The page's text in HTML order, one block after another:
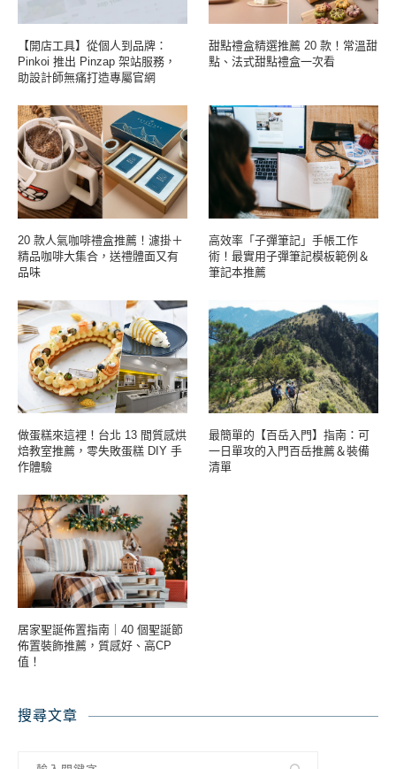
【開店工具】從個人到品牌：
Pinkoi 推出 Pinzap 架站服務，
助設計師無痛打造專屬官網
甜點禮盒精選推薦 20 款！常溫甜
點、法式甜點禮盒一次看
20 款人氣咖啡禮盒推薦！濾掛＋
精品咖啡大集合，送禮體面又有
品味
高效率「子彈筆記」手帳工作
術！最實用子彈筆記模板範例＆
筆記本推薦
做蛋糕來這裡！台北 13 間質感烘
焙教室推薦，零失敗蛋糕 DIY 手
作體驗
最簡單的【百岳入門】指南：可
一日單攻的入門百岳推薦＆裝備
清單
居家聖誕佈置指南｜40 個聖誕節
佈置裝飾推薦，質感好、高CP
值！
搜尋文章